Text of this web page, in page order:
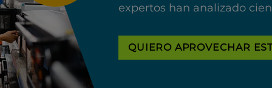
expertos han analizado
QUIERO APROVECHAR